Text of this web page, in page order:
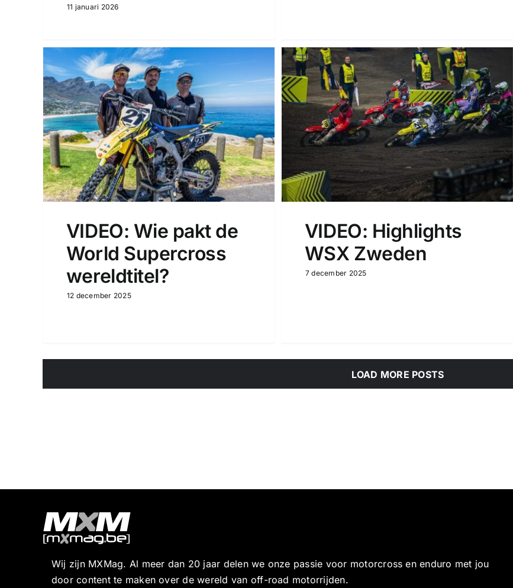
11 januari 2026
VIDEO: Wie pakt de
World Supercross
wereldtitel?
12 december 2025
VIDEO: Highlights
WSX Zweden
7 december 2025
LOAD MORE POSTS
Wij zijn MXMag. Al meer dan 20 jaar delen we onze passie voor motorcross en enduro met jou
door content te maken over de wereld van off-road motorrijden.